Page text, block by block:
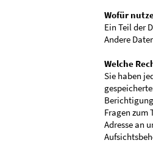
Wofür
Ein Teil der
Andere
Welche
Sie haben
Fragen zum
Adresse an